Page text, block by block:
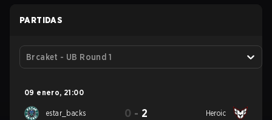
PARTIDAS
Brcaket - UB Round 1
09 enero, 21:00
estar_backs 0 - 2 Heroic